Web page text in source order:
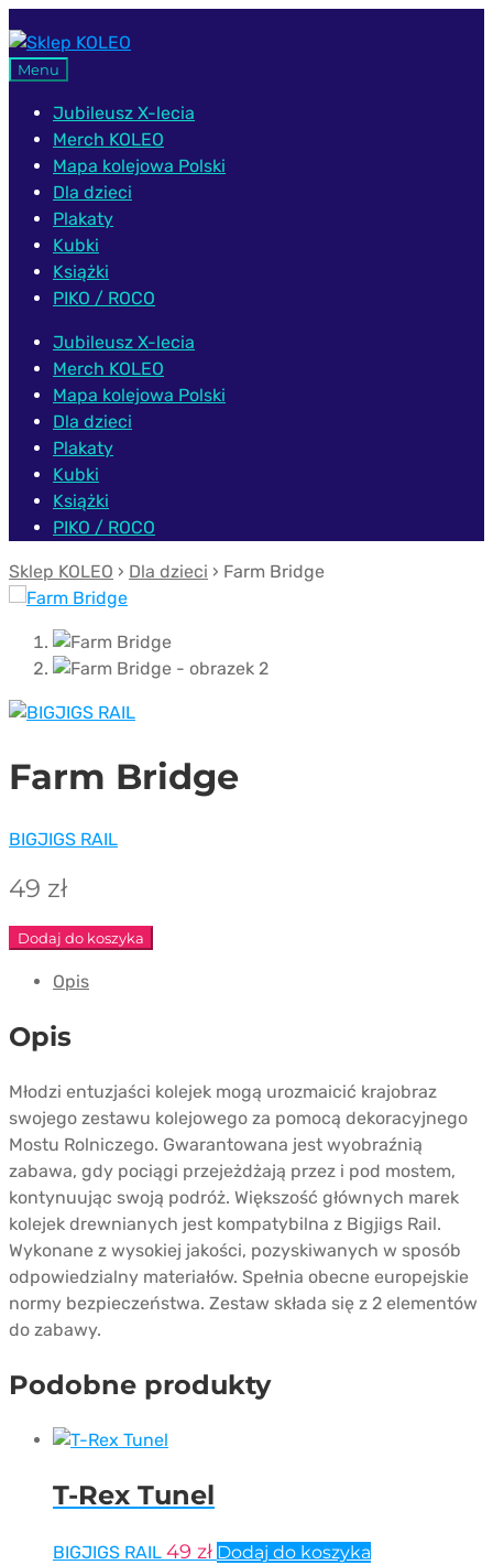
Przejdź
do
Przejdź
do
Menu
Jubileusz X-lecia
Merch KOLEO
Mapa kolejowa Polski
Dla dzieci
Plakaty
Kubki
Książki
PIKO / ROCO
Jubileusz X-lecia
Merch KOLEO
Mapa kolejowa Polski
Dla dzieci
Plakaty
Kubki
Książki
PIKO / ROCO
Sklep KOLEO › Dla dzieci › Farm Bridge
Farm Bridge
BIGJIGS RAIL
49 zł
ilość
Bridge
Dodaj do koszyka
Opis
Opis
Młodzi entuzjaści kolejek mogą urozmaicić krajobraz
swojego zestawu kolejowego za pomocą dekoracyjnego
Mostu Rolniczego. Gwarantowana jest wyobraźnią
zabawa, gdy pociągi przejeżdżają przez i pod mostem,
kontynuując swoją podróż. Większość głównych marek
kolejek drewnianych jest kompatybilna z Bigjigs Rail.
Wykonane z wysokiej jakości, pozyskiwanych w sposób
odpowiedzialny materiałów. Spełnia obecne europejskie
normy bezpieczeństwa. Zestaw składa się z 2 elementów
do zabawy.
Podobne produkty
T-Rex Tunel
BIGJIGS RAIL 49 zł Dodaj do koszyka